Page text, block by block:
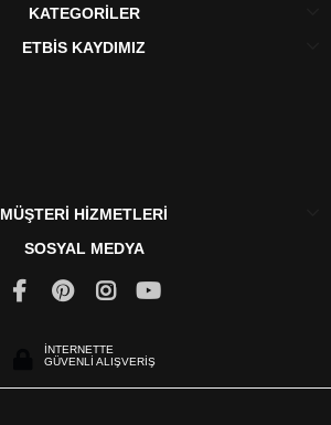
KATEGORİLER
ETBİS KAYDIMIZ
MÜŞTERİ HİZMETLERİ
SOSYAL MEDYA
İNTERNETTE
GÜVENLİ ALIŞVERİŞ